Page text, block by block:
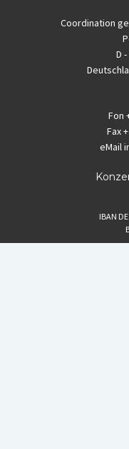
Coordination
D
Fon
Fax
eMail
IBAN